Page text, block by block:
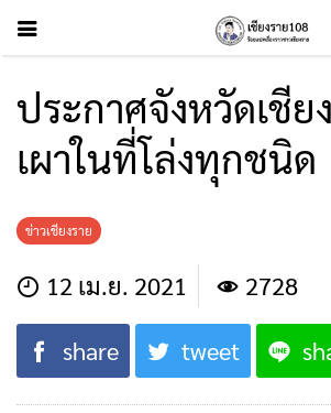
ประกาศจังหวัดเชีย
เผาในที่โล่งทุกชนิด
ข่าวเชียงราย
12 เม.ย. 2021 2728
share tweet